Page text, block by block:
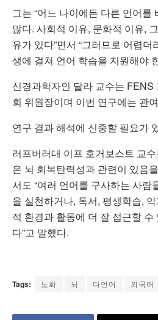
그는 “어느 나이에든 다른 언어를
많다. 사회적 이유, 문화적 이유,
유가 있다”면서 “그러므로 어렵
생에 걸쳐 언어 학습을 지원해야
신경과학자인 달라 교수는 FENS
회 위원장이며 이번 연구에는 관
연구 결과 해석에 신중할 필요가
러프버러대 이프 호거보스트 교
은 뇌 회복탄력성과 관련이 있음
서도 “여러 언어를 구사하는 사람
을 실천하거나, 독서, 평생학습,
적 환경과 활동에 더 잘 접근할 수
다”고 말했다.
Tags: 노화 뇌 다언어 외국어